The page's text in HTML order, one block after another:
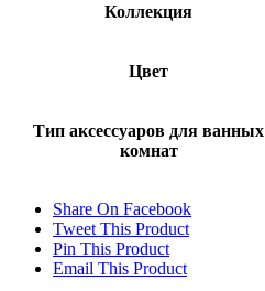
Коллекция
Цвет
Тип аксессуаров для ванных
комнат
Share On Facebook
Tweet This Product
Pin This Product
Email This Product